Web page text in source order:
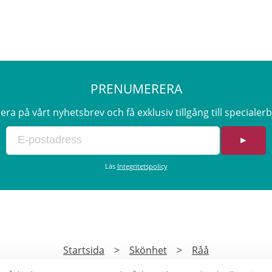
PRENUMERERA
på vårt nyhetsbrev och få exklusiv tillgång till
►
Läs Integritetspolicy
Startsida > Skönhet > Råå